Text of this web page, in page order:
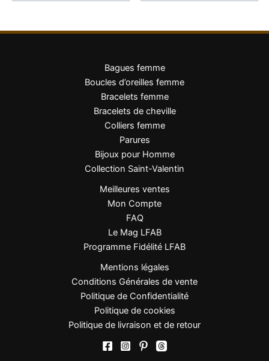
Bagues femme
Boucles d’oreilles femme
Bracelets femme
Bracelets de cheville
Colliers femme
Parures
Bijoux pour Homme
Collection Saint-Valentin
Meilleures ventes
Mon Compte
FAQ
Le Mag LFAB
Programme Fidélité LFAB
Mentions légales
Conditions Générales de vente
Politique de Confidentialité
Politique de cookies
Politique de livraison et de retour